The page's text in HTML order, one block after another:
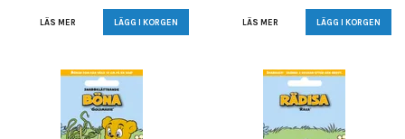
LÄS MER LÄS MER